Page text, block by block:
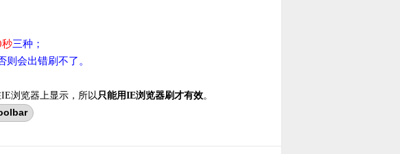
秒三种；
则会出错刷不了。
IE浏览器上显示，所以只能用IE浏览器刷才有效。